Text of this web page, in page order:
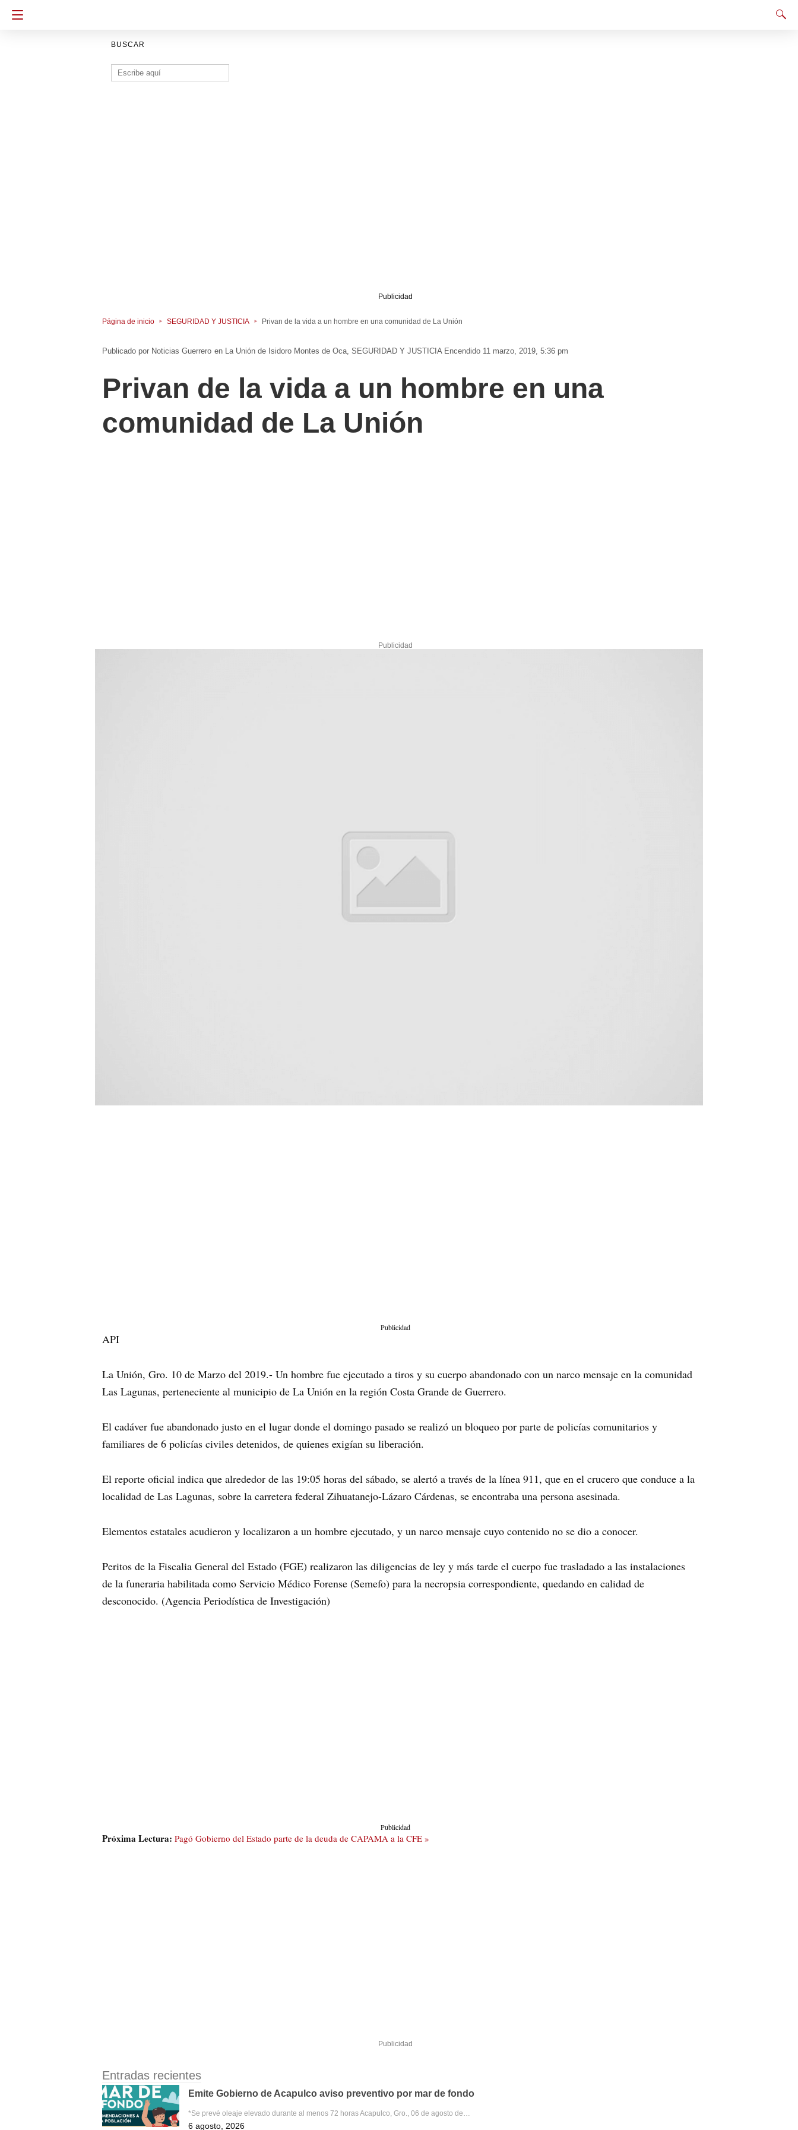
BUSCAR
Buscar:
Publicidad
Página de inicio SEGURIDAD Y JUSTICIA Privan de la vida a un hombre en una comunidad de La Unión
Noticias Guerrero en La Unión de Isidoro Montes de Oca SEGURIDAD Y JUSTICIA Encendido 11 marzo, 2019, 5:36 pm
Privan de la vida a un hombre en una
comunidad de La Unión
Publicidad
Publicidad
API
La Unión, Gro. 10 de Marzo del 2019.- Un hombre fue ejecutado a tiros y su cuerpo abandonado con un narco mensaje en la comunidad
Las Lagunas, perteneciente al municipio de La Unión en la región Costa Grande de Guerrero.
El cadáver fue abandonado justo en el lugar donde el domingo pasado se realizó un bloqueo por parte de policías comunitarios y
familiares de 6 policías civiles detenidos, de quienes exigían su liberación.
El reporte oficial indica que alrededor de las 19:05 horas del sábado, se alertó a través de la línea 911, que en el crucero que conduce a la
localidad de Las Lagunas, sobre la carretera federal Zihuatanejo-Lázaro Cárdenas, se encontraba una persona asesinada.
Elementos estatales acudieron y localizaron a un hombre ejecutado, y un narco mensaje cuyo contenido no se dio a conocer.
Peritos de la Fiscalia General del Estado (FGE) realizaron las diligencias de ley y más tarde el cuerpo fue trasladado a las instalaciones
de la funeraria habilitada como Servicio Médico Forense (Semefo) para la necropsia correspondiente, quedando en calidad de
desconocido. (Agencia Periodística de Investigación)
Publicidad
Próxima Lectura: Pagó Gobierno del Estado parte de la deuda de CAPAMA a la CFE »
Publicidad
Entradas recientes
Emite Gobierno de Acapulco aviso preventivo por mar de fondo
*Se prevé oleaje elevado durante al menos 72 horas Acapulco, Gro., 06 de agosto de…
6 agosto, 2026